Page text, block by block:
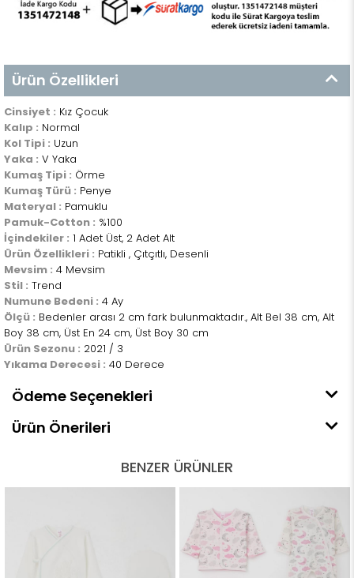
Ürün Özellikleri
Cinsiyet : Kız Çocuk
Kalıp : Normal
Kol Tipi : Uzun
Yaka : V Yaka
Kumaş Tipi : Örme
Kumaş Türü : Penye
Materyal : Pamuklu
Pamuk-Cotton : %100
İçindekiler : 1 Adet Üst, 2 Adet Alt
Ürün Özellikleri : Patikli , Çıtçıtlı, Desenli
Mevsim : 4 Mevsim
Stil : Trend
Numune Bedeni : 4 Ay
Ölçü : Bedenler arası 2 cm fark bulunmaktadır., Alt Bel 38 cm, Alt
Boy 38 cm, Üst En 24 cm, Üst Boy 30 cm
Ürün Sezonu : 2021 / 3
Yıkama Derecesi : 40 Derece
Ödeme Seçenekleri
Ürün Önerileri
BENZER ÜRÜNLER